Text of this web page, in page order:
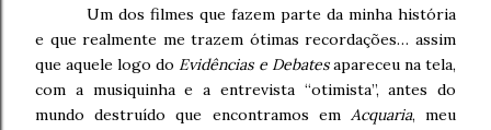
Um dos filmes que fazem parte da minha história
e que realmente me trazem ótimas recordações… assim
que aquele logo do Evidências e Debatesapareceu na tela,
com a musiquinha e a entrevista “otimista”, antes do
mundo destruído que encontramos em Acquaria, meu